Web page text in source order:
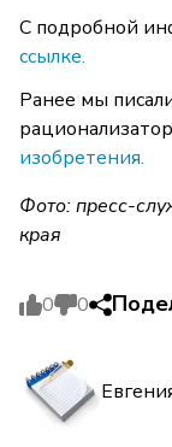
С подробной
ссылке.
Ранее мы
изобретения.
Фото: пресс-
края
0 0